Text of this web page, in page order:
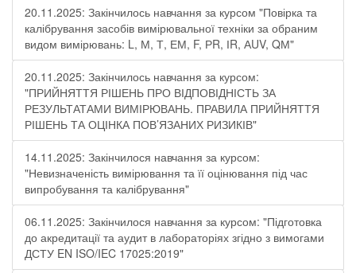
20.11.2025: Закінчилось навчання за курсом "Повірка та
калібрування засобів вимірювальної техніки за обраним
видом вимірювань: L, М, Т, ЕМ, F, РR, ІR, АUV, QМ"
20.11.2025: Закінчилось навчання за курсом:
"ПРИЙНЯТТЯ РІШЕНЬ ПРО ВІДПОВІДНІСТЬ ЗА
РЕЗУЛЬТАТАМИ ВИМІРЮВАНЬ. ПРАВИЛА ПРИЙНЯТТЯ
РІШЕНЬ ТА ОЦІНКА ПОВ’ЯЗАНИХ РИЗИКІВ"
14.11.2025: Закінчилося навчання за курсом:
"Невизначеність вимірювання та її оцінювання під час
випробування та калібрування"
06.11.2025: Закінчилося навчання за курсом: "Підготовка
до акредитації та аудит в лабораторіях згідно з вимогами
ДСТУ EN ISO/IEC 17025:2019"